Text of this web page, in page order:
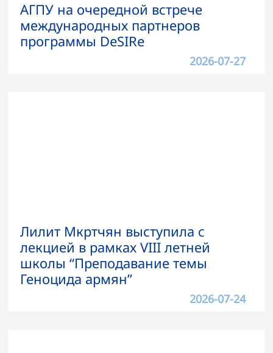
АГПУ на очередной встрече
международных партнеров
программы DeSIRe
2026-07-27
Лилит Мкртчян выступила с
лекцией в рамках VIII летней
школы “Преподавание темы
Геноцида армян”
2026-07-24